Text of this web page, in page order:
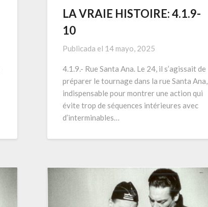
LA VRAIE HISTOIRE: 4.1.9-
10
Publicada el 14 mayo, 2025
4.1.9.- Rue Santa Ana. Le 24, il s’agissait de
préparer le tournage dans la rue Santa Ana,
indispensable pour montrer une action qui
évite trop de séquences intérieures avec
d’interminables…